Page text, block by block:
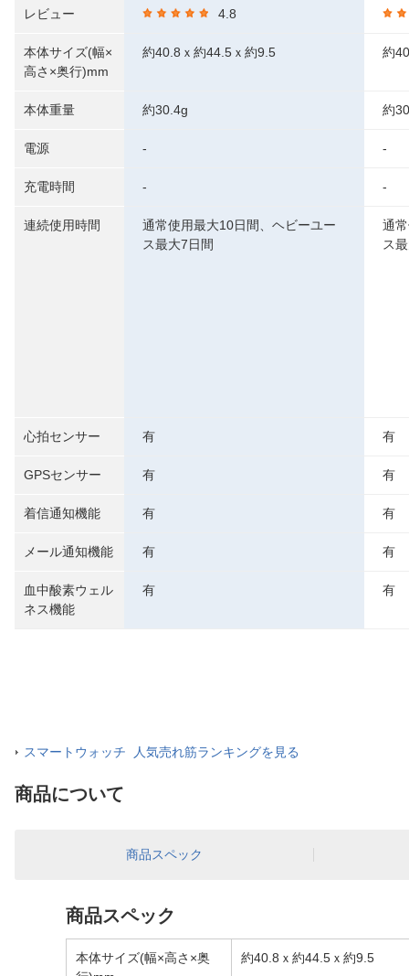
レビュー
本体サイズ(幅×
高さ×奥行)mm
本体重量
電源
充電時間
連続使用時間
心拍センサー
GPSセンサー
着信通知機能
メール通知機能
血中酸素ウェル
ネス機能
4.8
約40.8ｘ約44.5ｘ約9.5
約30.4g
-
-
通常使用最大10日間、ヘビーユー
ス最大7日間
有
有
有
有
有
約
約
-
-
通
ス
有
有
有
有
有
スマートウォッチ 人気売れ筋ランキングを見る
商品について
商品スペック
商品スペック
本体サイズ(幅×高さ×奥
約40.8ｘ約44.5ｘ約9.5